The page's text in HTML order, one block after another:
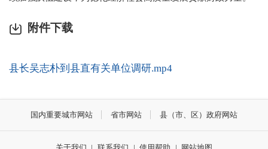
附件下载
县长吴志朴到县直有关单位调研.mp4
国内重要城市网站 省市网站 县（市、区）政府网站